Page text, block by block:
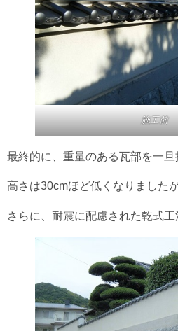
施工前
最終的に、重量のある瓦部を一
高さは30cmほど低くなりました
さらに、耐震に配慮された乾式